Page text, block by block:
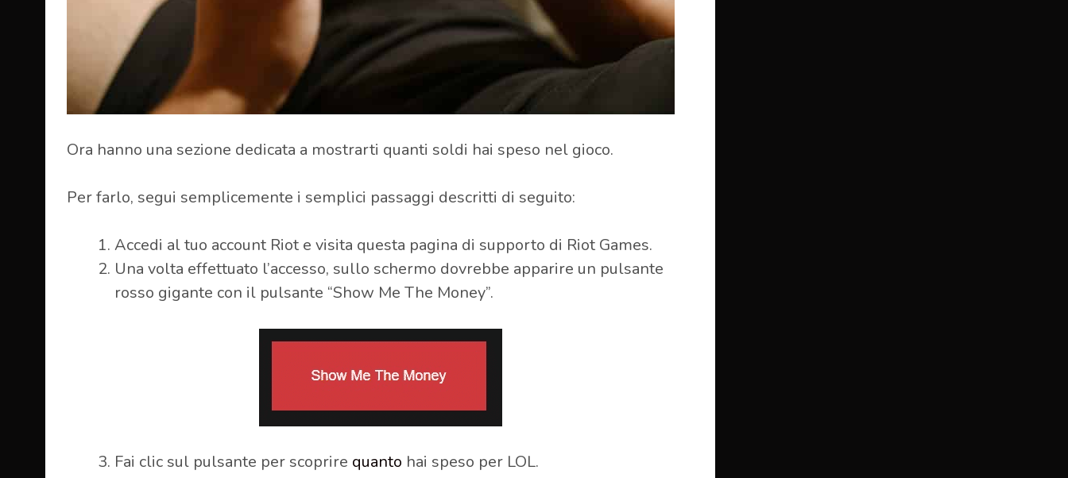
Ora hanno una sezione dedicata a mostrarti quanti soldi hai speso nel gioco.
Per farlo, segui semplicemente i semplici passaggi descritti di seguito:
Accedi al tuo account Riot e visita questa pagina di supporto di Riot Games.
Una volta effettuato l’accesso, sullo schermo dovrebbe apparire un pulsante
rosso gigante con il pulsante “Show Me The Money”.
Fai clic sul pulsante per scoprire quanto hai speso per LOL.